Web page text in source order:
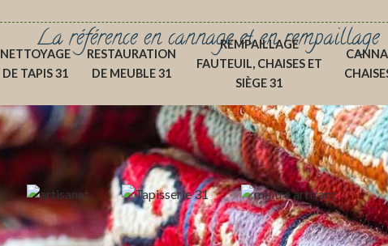
La référence en cannage et en rempaillage
NETTOYAGE
DE TAPIS 31
RESTAURATION
DE MEUBLE 31
REMPAILLAGE
FAUTEUIL, CHAISES ET
SIÈGE 31